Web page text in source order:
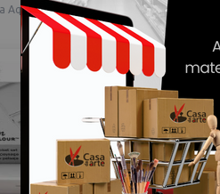
Aquarela Cotman Landscape Winsor e